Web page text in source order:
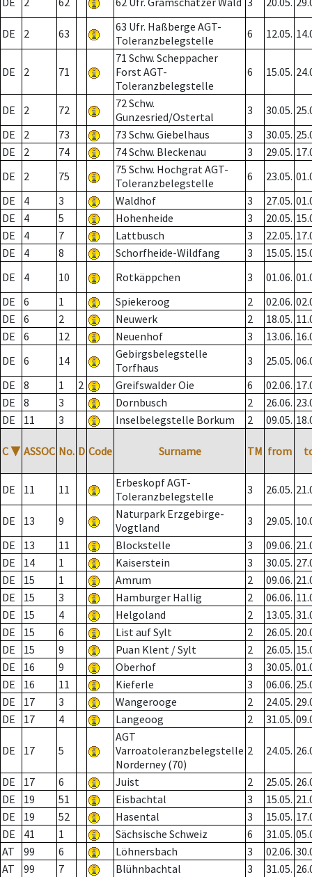
DE 2 63
63 Ufr. Haßberge AGT-
Toleranzbelegstelle
6 12.05.
DE 2 71
71 Schw. Scheppacher
Forst AGT-
Toleranzbelegstelle
6 15.05.
DE 2 72
72 Schw.
Gunzesried/Ostertal
3 30.05.
DE
2 73 73 Schw. Giebelhaus 3 30.05.
DE
2 74 74 Schw. Bleckenau 3 29.05.
DE
2 75
75 Schw. Hochgrat AGT-
Toleranzbelegstelle
6 23.05.
DE
4 3 Waldhof 3 27.05.
DE
4 5 Hohenheide 3 20.05.
DE
4 7 Lattbusch 3 22.05.
DE
4 8 Schorfheide-Wildfang 3 15.05.
DE
4 10 Rotkäppchen 3 01.06.
DE
6 1 Spiekeroog 2 02.06.
DE
6 2 Neuwerk 2 18.05.
DE
6 12 Neuenhof 3 13.06.
DE
6 14
Gebirgsbelegstelle
Torfhaus
3 25.05.
DE
8 1 2 Greifswalder Oie 6 02.06.
DE
8 3 Dornbusch 2 26.06.
DE
11 3 Inselbelegstelle Borkum 2 09.05.
C ▼ ASSOC No. D Code Surname TM from
DE 11 11
Erbeskopf AGT-
Toleranzbelegstelle
3 26.05.
DE 13 9
Naturpark Erzgebirge-
Vogtland
3 29.05.
DE
13 11 Blockstelle 3 09.06.
DE
14 1 Kaiserstein 3 30.05.
DE
15 1 Amrum 2 09.06.
DE
15 3 Hamburger Hallig 2 06.06.
DE
15 4 Helgoland 2 13.05.
DE
15 6 List auf Sylt 2 26.05.
DE
15 9 Puan Klent / Sylt 2 26.05.
DE
16 9 Oberhof 3 30.05.
DE
16 11 Kieferle 3 06.06.
DE
17 3 Wangerooge 2 24.05.
DE
17 4 Langeoog 2 31.05.
DE 17 5
AGT
Varroatoleranzbelegstelle
Norderney (70)
2 24.05.
DE 17 6 Juist 2 25.05.
DE
19 51 Eisbachtal 3 15.05.
DE
19 52 Hasental 3 15.05.
DE
41 1 Sächsische Schweiz 6 31.05.
AT
99 6 Löhnersbach 3 02.06.
AT
99 7 Blühnbachtal 3 31.05.